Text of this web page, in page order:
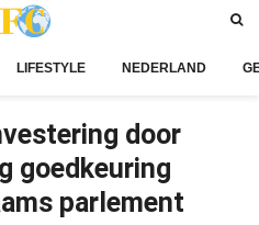
LIFESTYLE NEDERLAND
door
goedkeuring
parlement